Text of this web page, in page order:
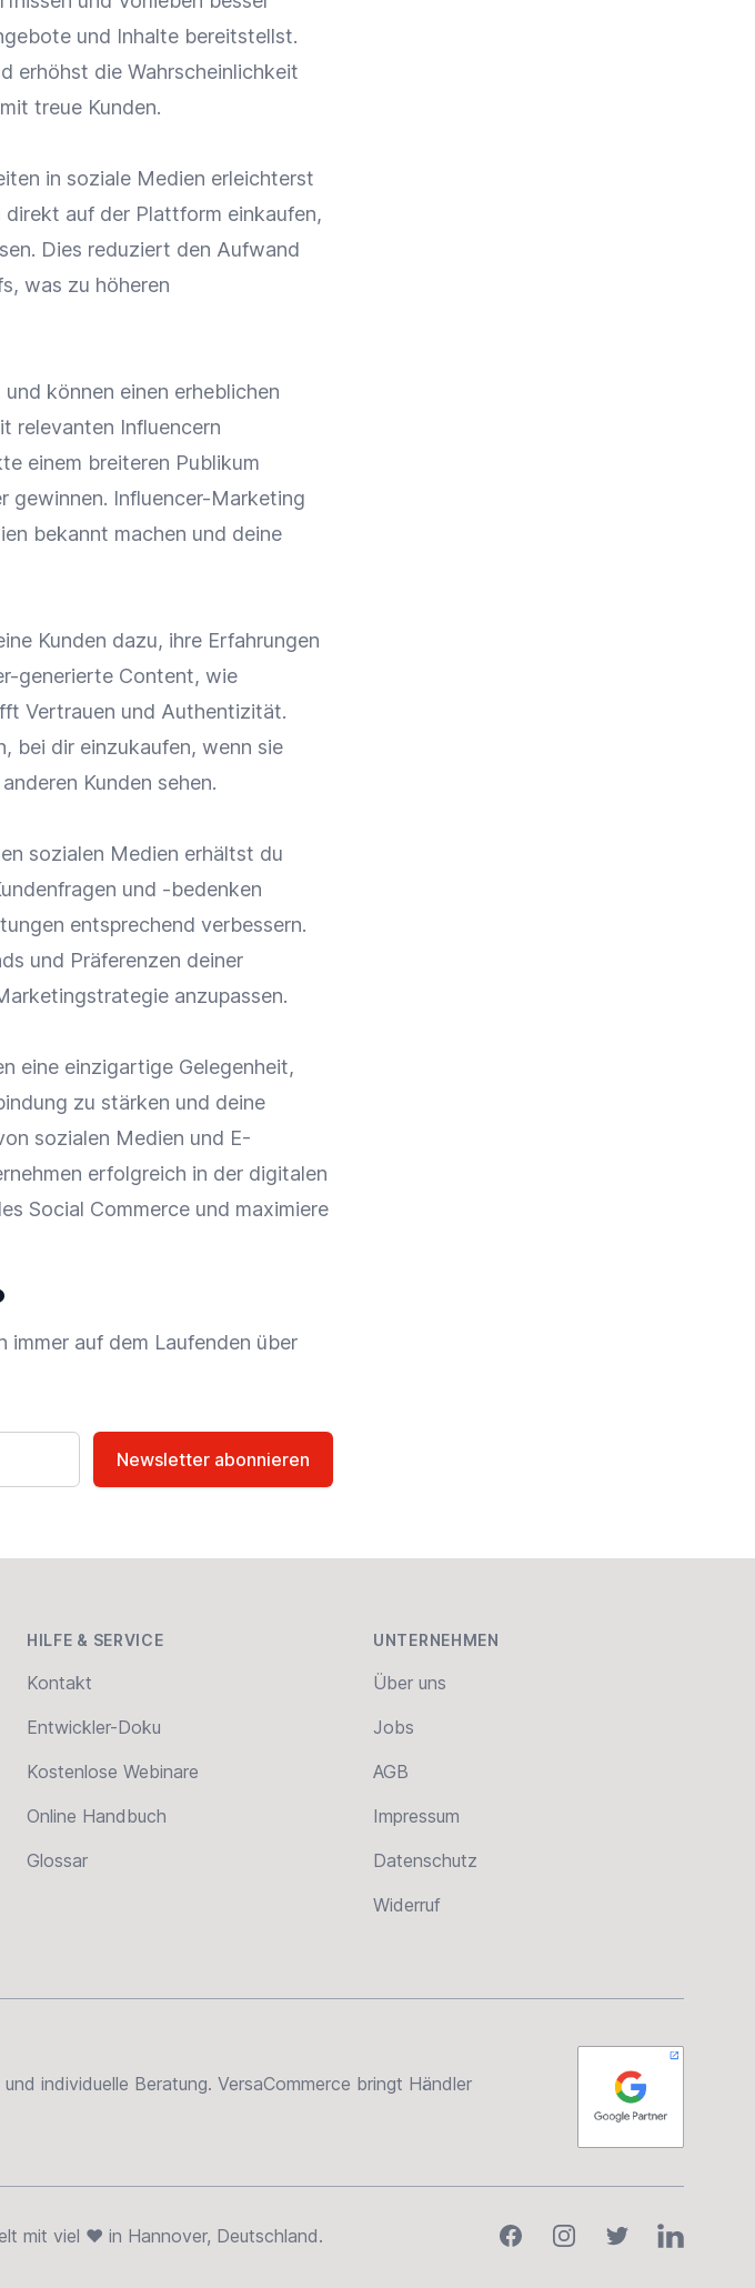
und Inhalte bereitstellst.
erhöhst die Wahrscheinlichkeit
treue Kunden.
in soziale Medien erleichterst
direkt auf der Plattform einkaufen,
Dies reduziert den Aufwand
was zu höheren
können einen erheblichen
relevanten Influencern
einem breiteren Publikum
gewinnen. Influencer-Marketing
bekannt machen und deine
Kunden dazu, ihre Erfahrungen
generierte Content, wie
Vertrauen und Authentizität.
bei dir einzukaufen, wenn sie
Kunden sehen.
sozialen Medien erhältst du
und -bedenken
entsprechend verbessern.
und Präferenzen deiner
anzupassen.
eine einzigartige Gelegenheit,
zu stärken und deine
sozialen Medien und E-
erfolgreich in der digitalen
Social Commerce und maximiere
auf dem Laufenden über
Newsletter abonnieren
HILFE & SERVICE
Kontakt
Entwickler-Doku
Kostenlose Webinare
Online Handbuch
Glossar
UNTERNEHMEN
Über uns
Jobs
AGB
Impressum
Datenschutz
Widerruf
individuelle Beratung. VersaCommerce bringt Händler
FacebookInstagramTwitterLinkedIn
mit viel ❤ in Hannover, Deutschland.